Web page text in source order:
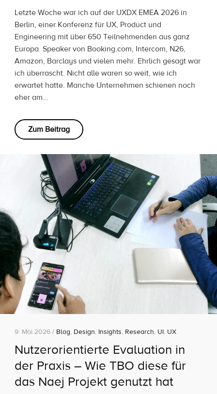
Letzte Woche war ich auf der UXDX EMEA 2026 in
Berlin, einer Konferenz für UX, Product und
Engineering mit über 650 Teilnehmenden aus ganz
Europa. Speaker von Booking.com, Intercom, N26,
Amazon, Barclays und vielen mehr. Ehrlich gesagt war
ich überrascht. Nicht alle waren so weit, wie ich
erwartet hatte. Manche Unternehmen schienen noch
eher am…
Zum Beitrag
9. Mai 2026 / Blog, Design, Insights, Research, UI, UX
Nutzerorientierte Evaluation in
der Praxis – Wie TBO diese für
das Naej Projekt genutzt hat